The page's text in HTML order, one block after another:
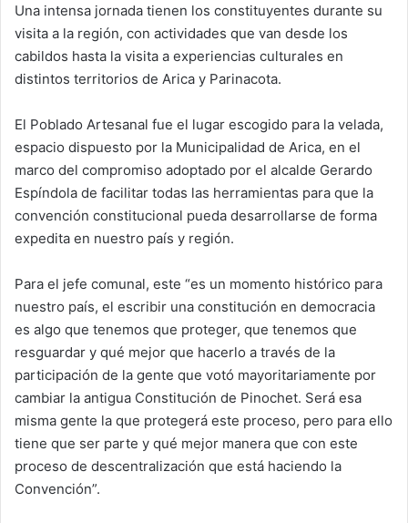
Una intensa jornada tienen los constituyentes durante su
visita a la región, con actividades que van desde los
cabildos hasta la visita a experiencias culturales en
distintos territorios de Arica y Parinacota.
El Poblado Artesanal fue el lugar escogido para la velada,
espacio dispuesto por la Municipalidad de Arica, en el
marco del compromiso adoptado por el alcalde Gerardo
Espíndola de facilitar todas las herramientas para que la
convención constitucional pueda desarrollarse de forma
expedita en nuestro país y región.
Para el jefe comunal, este “es un momento histórico para
nuestro país, el escribir una constitución en democracia
es algo que tenemos que proteger, que tenemos que
resguardar y qué mejor que hacerlo a través de la
participación de la gente que votó mayoritariamente por
cambiar la antigua Constitución de Pinochet. Será esa
misma gente la que protegerá este proceso, pero para ello
tiene que ser parte y qué mejor manera que con este
proceso de descentralización que está haciendo la
Convención”.